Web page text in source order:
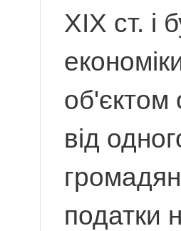
XIX ст. і
об'єктом
від
податки